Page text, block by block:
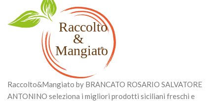
Raccolto&Mangiato by BRANCATO ROSARIO SALVATORE
ANTONINO seleziona i migliori prodotti siciliani freschi e